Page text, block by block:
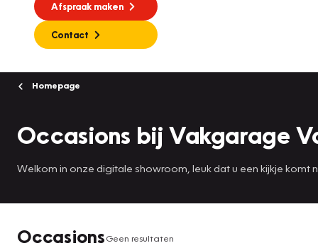
Afspraak maken
Contact
Homepage
Occasions bij Vakgarage
Welkom in onze digitale showroom, leuk dat u een kijkje komt
OccasionsGeen resultaten